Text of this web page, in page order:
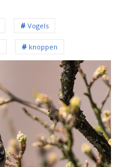
Vogels
knoppen